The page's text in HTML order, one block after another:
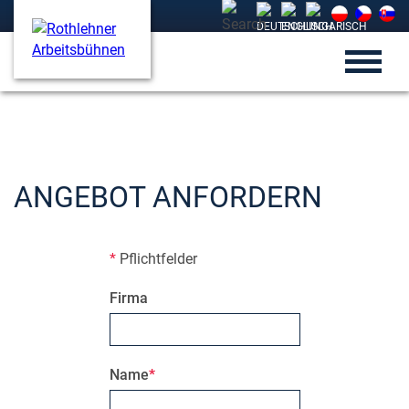
ANGEBOT ANFORDERN
*Pflichtfelder
Firma
Name